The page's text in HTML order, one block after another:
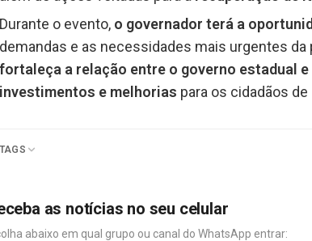
Durante o evento, o governador terá a
demandas e as necessidades mais urgentes da
fortaleça a relação entre o governo estadual
investimentos e melhorias para os cidadãos de
TAGS
as notícias no seu celular
abaixo em qual grupo ou canal do WhatsApp entrar: